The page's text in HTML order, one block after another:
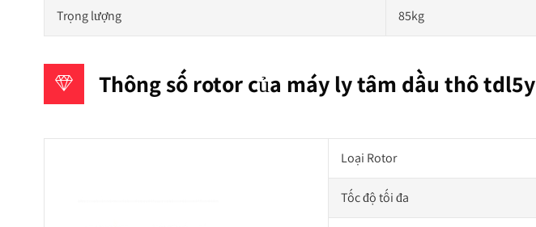
Trọng lượng 85kg
Thông số rotor của máy ly tâm dầu thô tdl5y
Loại Rotor
Tốc độ tối đa